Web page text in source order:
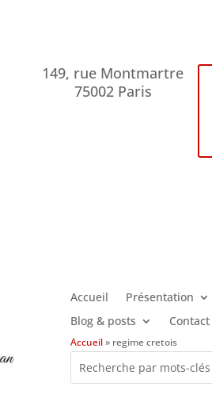
149, rue Montmartre
75002 Paris
Accueil Présentation
Blog & posts
Contact
Accueil» regime cretois